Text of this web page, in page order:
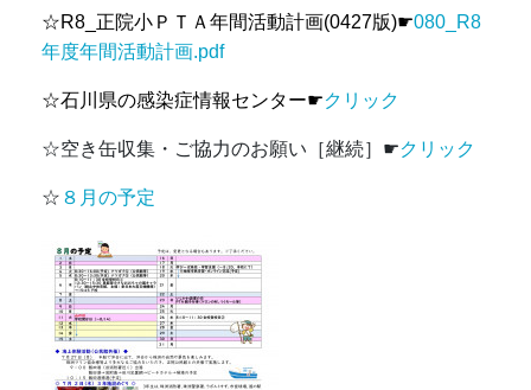
☆R8_正院小ＰＴＡ年間活動計画(0427版)☛080_R8
年度年間活動計画.pdf
☆石川県の感染症情報センター☛クリック
☆空き缶収集・ご協力のお願い［継続］☛クリック
☆ ８月の予定